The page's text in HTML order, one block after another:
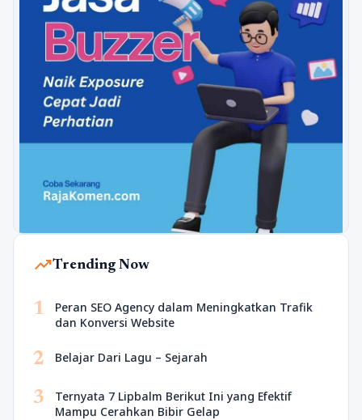
trending_upTrending Now
1
Peran SEO Agency dalam Meningkatkan Trafik
dan Konversi Website
2 Belajar Dari Lagu – Sejarah
3
Ternyata 7 Lipbalm Berikut Ini yang Efektif
Mampu Cerahkan Bibir Gelap